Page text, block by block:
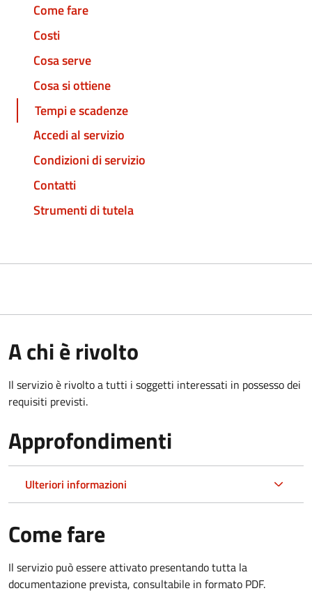
Come fare
Costi
Cosa serve
Cosa si ottiene
Tempi e scadenze
Accedi al servizio
Condizioni di servizio
Contatti
Strumenti di tutela
A chi è rivolto
Il servizio è rivolto a tutti i soggetti interessati in possesso dei
requisiti previsti.
Approfondimenti
Ulteriori informazioni
Come fare
Il servizio può essere attivato presentando tutta la
documentazione prevista, consultabile in formato PDF.